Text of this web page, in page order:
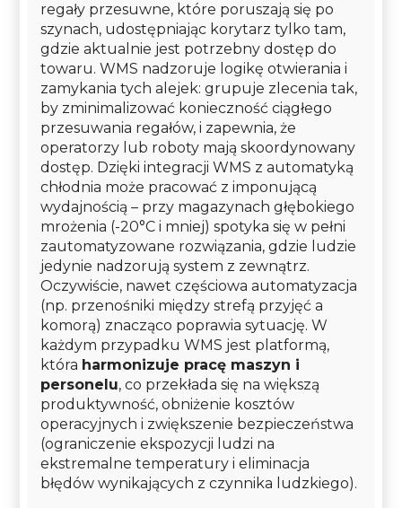
regały przesuwne, które poruszają się po
szynach, udostępniając korytarz tylko tam,
gdzie aktualnie jest potrzebny dostęp do
towaru. WMS nadzoruje logikę otwierania i
zamykania tych alejek: grupuje zlecenia tak,
by zminimalizować konieczność ciągłego
przesuwania regałów, i zapewnia, że
operatorzy lub roboty mają skoordynowany
dostęp. Dzięki integracji WMS z automatyką
chłodnia może pracować z imponującą
wydajnością – przy magazynach głębokiego
mrożenia (-20°C i mniej) spotyka się w pełni
zautomatyzowane rozwiązania, gdzie ludzie
jedynie nadzorują system z zewnątrz.
Oczywiście, nawet częściowa automatyzacja
(np. przenośniki między strefą przyjęć a
komorą) znacząco poprawia sytuację. W
każdym przypadku WMS jest platformą,
która harmonizuje pracę maszyn i
personelu, co przekłada się na większą
produktywność, obniżenie kosztów
operacyjnych i zwiększenie bezpieczeństwa
(ograniczenie ekspozycji ludzi na
ekstremalne temperatury i eliminacja
błędów wynikających z czynnika ludzkiego).